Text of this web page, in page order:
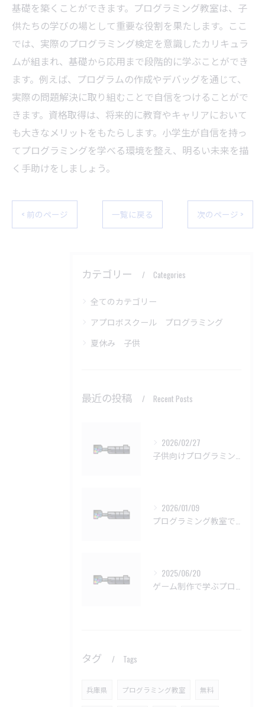
基礎を築くことができます。プログラミング教室は、子
供たちの学びの場として重要な役割を果たします。ここ
では、実際のプログラミング検定を意識したカリキュラ
ムが組まれ、基礎から応用まで段階的に学ぶことができ
ます。例えば、プログラムの作成やデバッグを通じて、
実際の問題解決に取り組むことで自信をつけることがで
きます。資格取得は、将来的に教育やキャリアにおいて
も大きなメリットをもたらします。小学生が自信を持っ
てプログラミングを学べる環境を整え、明るい未来を描
く手助けをしましょう。
< 前のページ 一覧に戻る 次のページ >
カテゴリー Categories
全てのカテゴリー
アプロボスクール プログラミング
夏休み 子供
最近の投稿 Recent Posts
2026/02/27
2026/01/09
2025/06/20
タグ Tags
兵庫県 プログラミング教室 無料